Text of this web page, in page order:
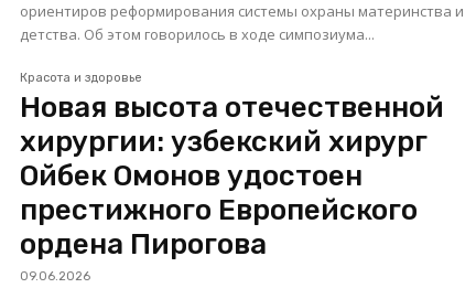
ориентиров реформирования системы охраны материнства и
детства. Об этом говорилось в ходе симпозиума...
Красота и здоровье
Новая высота отечественной
хирургии: узбекский хирург
Ойбек Омонов удостоен
престижного Европейского
ордена Пирогова
09.06.2026